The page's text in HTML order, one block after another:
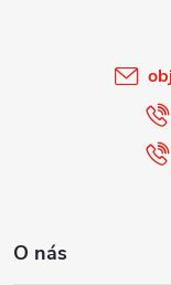
O nás